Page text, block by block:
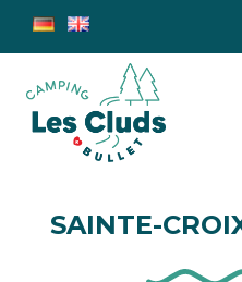
SAINTE-